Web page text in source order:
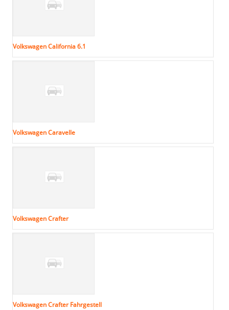
Volkswagen California 6.1
Volkswagen Caravelle
Volkswagen Crafter
Volkswagen Crafter Fahrgestell